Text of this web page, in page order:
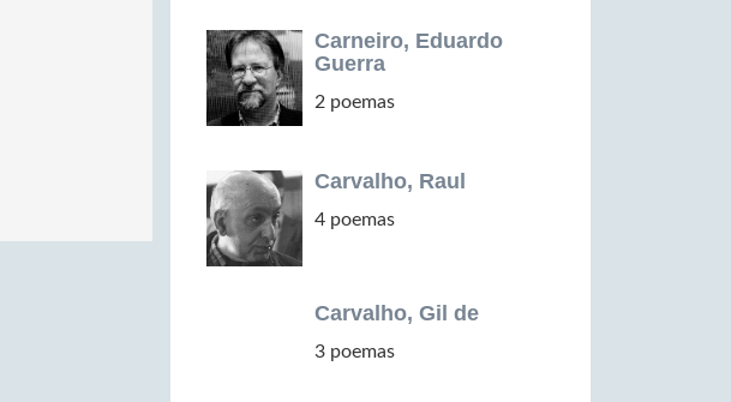
Carneiro, Eduardo
Guerra
2 poemas
Carvalho, Raul
4 poemas
Carvalho, Gil de
3 poemas